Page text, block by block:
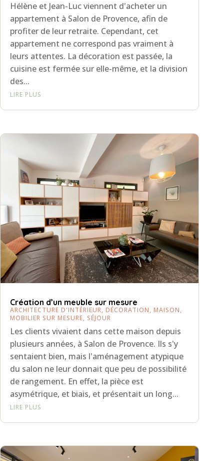
Hélène et Jean-Luc viennent d'acheter un
appartement à Salon de Provence, afin de
profiter de leur retraite. Cependant, cet
appartement ne correspond pas vraiment à
leurs attentes. La décoration est passée, la
cuisine est fermée sur elle-même, et la division
des...
LIRE PLUS
Création d’un meuble sur mesure
ARCHITECTURE D'INTÉRIEUR, DÉCORATION, MAISON,
MOBILIER SUR MESURE, SÉJOUR
Les clients vivaient dans cette maison depuis
plusieurs années, à Salon de Provence. Ils s'y
sentaient bien, mais l'aménagement atypique
du salon ne leur donnait que peu de possibilité
de rangement. En effet, la pièce est
asymétrique, et biais, et présentait un long...
LIRE PLUS